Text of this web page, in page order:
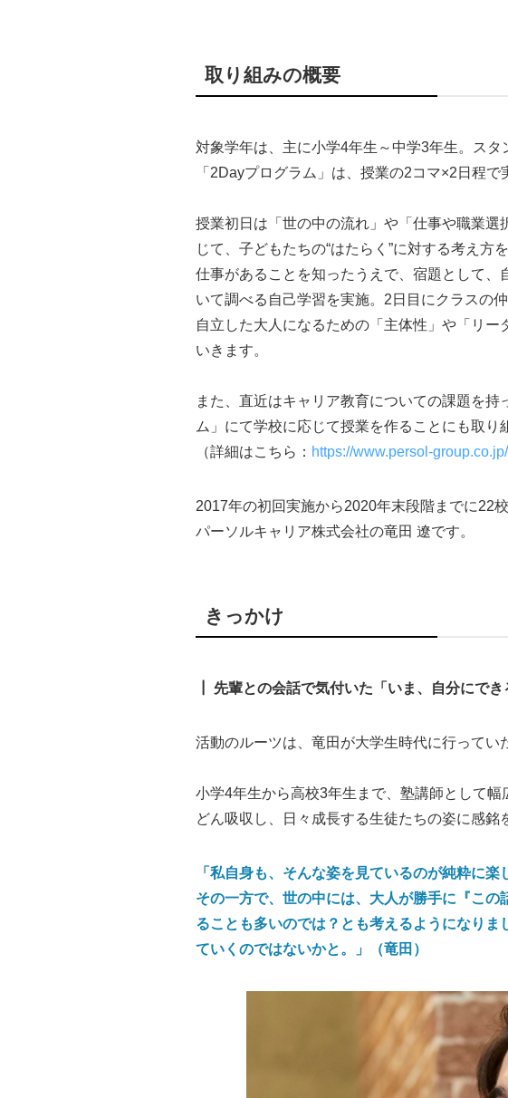
取り組みの概要
対象学年は、主に小学4年生～中学3年生。スタ
「2Dayプログラム」は、授業の2コマ×2日程で
授業初日は「世の中の流れ」や「仕事や職業選
じて、子どもたちの“はたらく”に対する考え方
仕事があることを知ったうえで、宿題として、
いて調べる自己学習を実施。2日目にクラスの
自立した大人になるための「主体性」や「リー
いきます。
また、直近はキャリア教育についての課題を
ム」にて学校に応じて授業を作ることにも取り
（詳細はこちら： https://www.persol-
2017年の初回実施から2020年末段階までに22
パーソルキャリア株式会社の竜田 遼です。
きっかけ
先輩との会話で気付いた「いま、自分にでき
活動のルーツは、竜田が大学生時代に行ってい
小学4年生から高校3年生まで、塾講師として
どん吸収し、日々成長する生徒たちの姿に感銘
「私自身も、そんな姿を見ているのが純粋に楽
その一方で、世の中には、大人が勝手に『こ
ることも多いのでは？とも考えるようになり
ていくのではないかと。」（竜田）